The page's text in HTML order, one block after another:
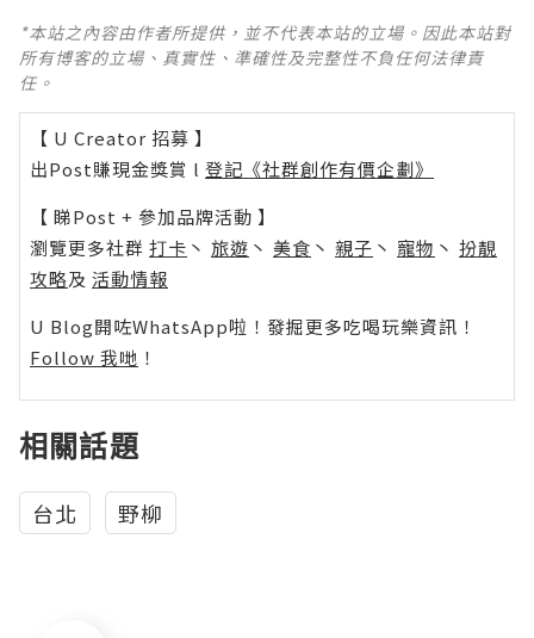
*本站之內容由作者所提供，並不代表本站的立場。因此本站對
所有博客的立場、真實性、準確性及完整性不負任何法律責
任。
【 U Creator 招募 】
出Post賺現金獎賞 l 登記《社群創作有價企劃》
【 睇Post + 參加品牌活動 】
瀏覽更多社群 打卡 丶 旅遊 丶 美食 丶 親子 丶 寵物 丶 扮靚
攻略及 活動情報
U Blog開咗WhatsApp啦！發掘更多吃喝玩樂資訊！
Follow 我哋 ！
相關話題
台北 野柳